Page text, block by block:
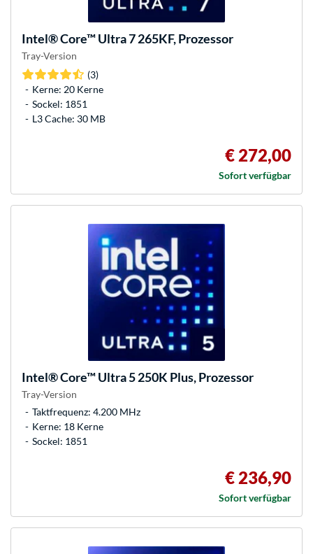
Intel®Core™ Ultra 7 265KF, Prozessor
Tray-Version
(3)
Kerne: 20 Kerne
Sockel: 1851
L3 Cache: 30 MB
€ 272,00
Sofort verfügbar
Intel®Core™ Ultra 5 250K Plus, Prozessor
Tray-Version
Taktfrequenz: 4.200 MHz
Kerne: 18 Kerne
Sockel: 1851
€ 236,90
Sofort verfügbar